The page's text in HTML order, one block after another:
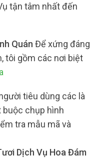
tận tâm nhất đến
Quán Để xứng đáng
tôi gồm các nơi biệt
tiêu dùng các là
buộc chụp hình
tra mẫu mã và
Dịch Vụ Hoa Đám